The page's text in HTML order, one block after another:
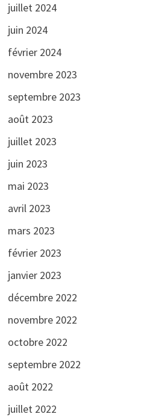
juillet 2024
juin 2024
février 2024
novembre 2023
septembre 2023
août 2023
juillet 2023
juin 2023
mai 2023
avril 2023
mars 2023
février 2023
janvier 2023
décembre 2022
novembre 2022
octobre 2022
septembre 2022
août 2022
juillet 2022